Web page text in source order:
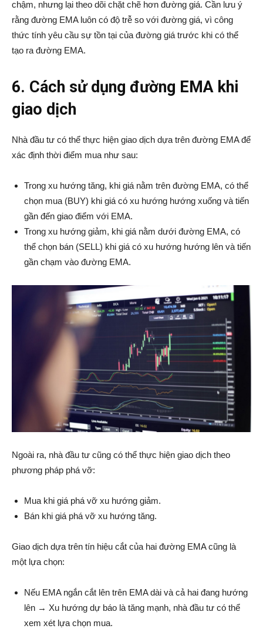
chậm, nhưng lại theo dõi chặt chẽ hơn đường giá. Cần lưu ý
rằng đường EMA luôn có độ trễ so với đường giá, vì công
thức tính yêu cầu sự tồn tại của đường giá trước khi có thể
tạo ra đường EMA.
6. Cách sử dụng đường EMA khi
giao dịch
Nhà đầu tư có thể thực hiện giao dịch dựa trên đường EMA để
xác định thời điểm mua như sau:
Trong xu hướng tăng, khi giá nằm trên đường EMA, có thể
chọn mua (BUY) khi giá có xu hướng hướng xuống và tiến
gần đến giao điểm với EMA.
Trong xu hướng giảm, khi giá nằm dưới đường EMA, có
thể chọn bán (SELL) khi giá có xu hướng hướng lên và tiến
gần chạm vào đường EMA.
Ngoài ra, nhà đầu tư cũng có thể thực hiện giao dịch theo
phương pháp phá vỡ:
Mua khi giá phá vỡ xu hướng giảm.
Bán khi giá phá vỡ xu hướng tăng.
Giao dịch dựa trên tín hiệu cắt của hai đường EMA cũng là
một lựa chọn:
Nếu EMA ngắn cắt lên trên EMA dài và cả hai đang hướng
lên → Xu hướng dự báo là tăng mạnh, nhà đầu tư có thể
xem xét lựa chọn mua.